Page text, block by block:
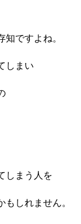
ですよね。
しまい
しまう人を
もしれません。